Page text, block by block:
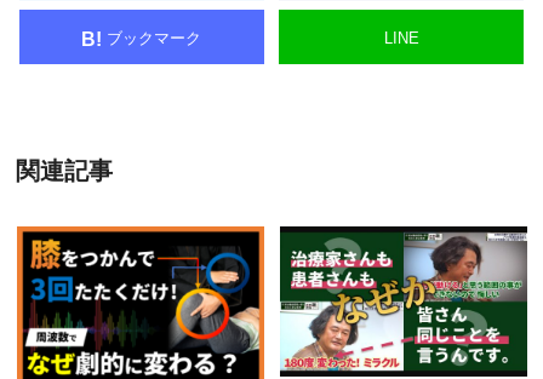
B! ブックマーク LINE
関連記事